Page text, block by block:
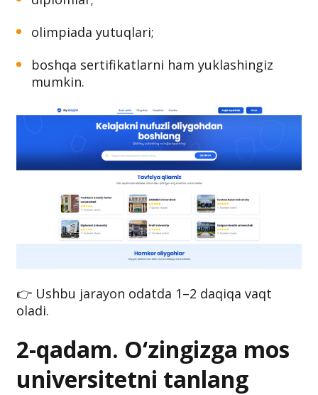
olimpiada yutuqlari;
boshqa sertifikatlarni ham yuklashingiz
mumkin.
👉 Ushbu jarayon odatda 1–2 daqiqa vaqt
oladi.
2-qadam. O‘zingizga mos
universitetni tanlang